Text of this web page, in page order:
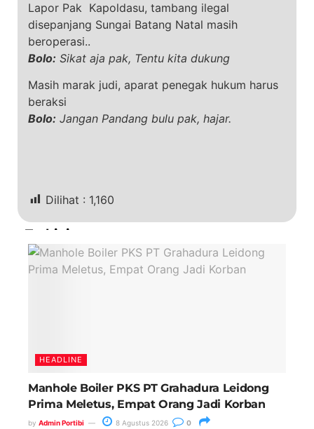
Lapor Pak Kapoldasu, tambang ilegal
disepanjang Sungai Batang Natal masih
beroperasi..
Bolo: Sikat aja pak, Tentu kita dukung
Masih marak judi, aparat penegak hukum harus
beraksi
Bolo: Jangan Pandang bulu pak, hajar.
Dilihat : 1,160
Terkini
HEADLINE
Manhole Boiler PKS PT Grahadura Leidong
Prima Meletus, Empat Orang Jadi Korban
by Admin Portibi 8 Agustus 2026 0